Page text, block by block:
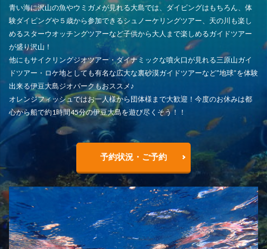
青い海に沢山の魚やウミガメが見れる大島では、ダイビングはもちろん、体
験ダイビングや５歳から参加できるシュノーケリングツアー、天の川も楽し
めるスターウオッチングツアーなど子供から大人まで楽しめるガイドツアー
が盛り沢山！
他にもサイクリングジオツアー・ダイナミックな噴火口が見れる三原山ガイ
ドツアー・ロケ地としても有名な広大な裏砂漠ガイドツアーなど”地球”を体験
出来る伊豆大島ジオパークもおススメ♪
オレンジフィッシュではお一人様から団体様まで大歓迎！今度のお休みは都
心から船で約1時間45分の伊豆大島を遊び尽くそう！！
予約状況・ご予約